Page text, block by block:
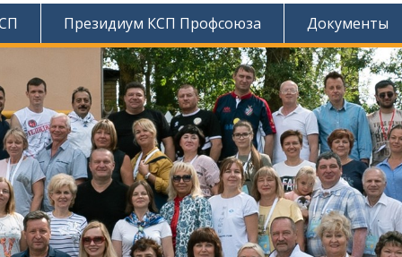
Президиум КСП Профсоюза Документы